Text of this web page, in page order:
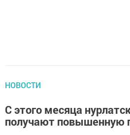
НОВОСТИ
С этого месяца
получают повышенную